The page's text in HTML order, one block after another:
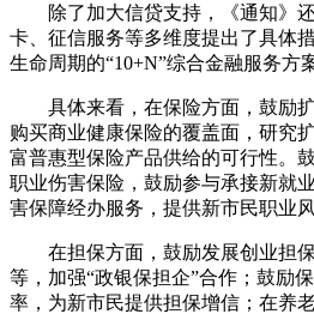
除了加大信贷支持，《通知》
卡、征信服务等多维度提出了具体
生命周期的“10+N”综合金融服务方
具体来看，在保险方面，鼓励
购买商业健康保险的覆盖面，研究
富普惠型保险产品供给的可行性。
职业伤害保险，鼓励参与承接新就
害保障经办服务，提供新市民职业风
在担保方面，鼓励发展创业担
等，加强“政银保担企”合作；鼓励
率，为新市民提供担保增信；在养